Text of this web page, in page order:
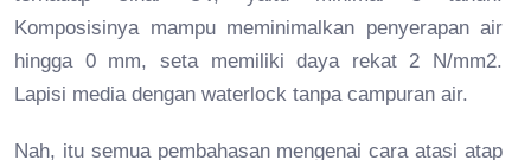
Komposisinya mampu meminimalkan penyerapan air
hingga 0 mm, seta memiliki daya rekat 2 N/mm2.
Lapisi media dengan waterlock tanpa campuran air.
Nah, itu semua pembahasan mengenai cara atasi atap